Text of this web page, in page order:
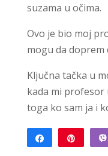
suzama u očima.
Ovo je bio moj
mogu da doprem
Ključna tačka u
kada mi profesor
toga ko sam ja i
Share